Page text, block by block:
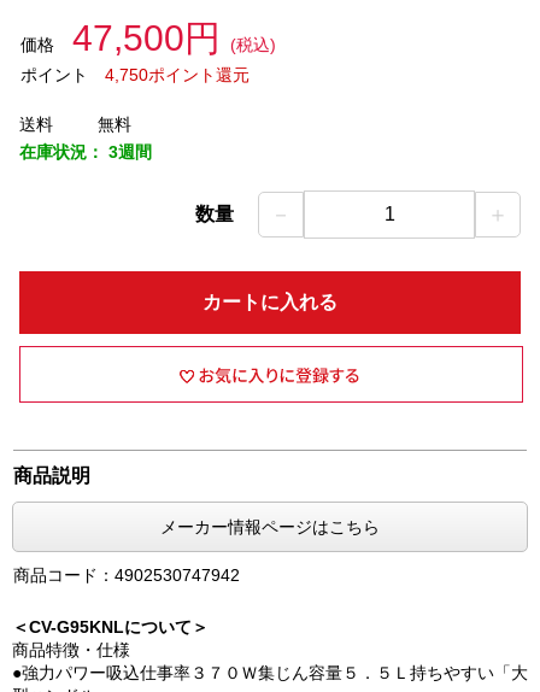
価格 47,500円
(税込)
ポイント
4,750ポイント還元
送料
無料
在庫状況： 3週間
数量 － 1 ＋
カートに入れる
商品説明
メーカー情報ページはこちら
商品コード：4902530747942
＜CV-G95KNLについて＞
商品特徴・仕様
●強力パワー吸込仕事率３７０Ｗ集じん容量５．５Ｌ持ちやすい「大